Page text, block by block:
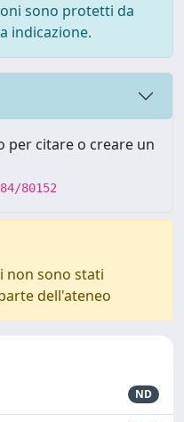
sono protetti da
indicazione.
per citare o creare un
80152
non sono stati
dell'ateneo
ND